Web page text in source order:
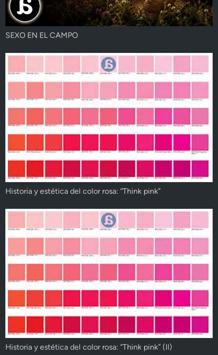
SEXO EN EL CAMPO
Historia y estética del color rosa: “Think pink”
Historia y estética del color rosa: “Think pink” (II)